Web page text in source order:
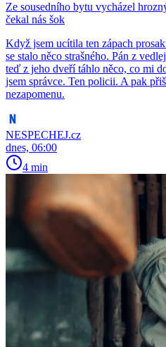
Ze sousedního bytu vycházel
čekal nás šok
Když jsem ucítila ten zápach
se stalo něco strašného. Pán z
teď z jeho dveří táhlo něco, co mi
jsem správce. Ten policii. A pak
nezapomenu.
NESPECHEJ.cz
dnes, 06:00
4 min